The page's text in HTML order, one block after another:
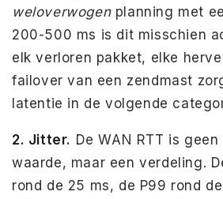
weloverwogenplanning met
200-500 ms is dit misschien
elk verloren pakket, elke
failover van een zendmast
latentie in de volgende
2. Jitter. De WAN RTT is
waarde, maar een verdeling.
rond de 25 ms, de P99 rond